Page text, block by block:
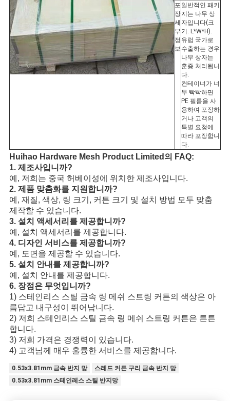
포
장
세
부
정
보
일반적인 패키
지는 나무 상
자입니다(크
기: L*W*H).
유럽 국가로
수출하는 경우
나무 상자는
훈증 처리됩니
다.
컨테이너가 너
무 빡빡하면
PE 필름을 사
용하여 포장하
거나 고객의
특별 요청에
따라 포장합니
다.
Huihao Hardware Mesh Product Limited의 FAQ:
1. 제조사입니까?
예, 저희는 중국 허베이성에 위치한 제조사입니다.
2. 제품 맞춤화를 지원합니까?
예, 재질, 색상, 링 크기, 커튼 크기 및 설치 방법 모두 맞춤
제작할 수 있습니다.
3. 설치 액세서리를 제공합니까?
예, 설치 액세서리를 제공합니다.
4. 디자인 서비스를 제공합니까?
예, 도면을 제공할 수 있습니다.
5. 설치 안내를 제공합니까?
예, 설치 안내를 제공합니다.
6. 장점은 무엇입니까?
1) 스테인리스 스틸 금속 링 메쉬 스트링 커튼의 색상은 아
름답고 내구성이 뛰어납니다.
2) 저희 스테인리스 스틸 금속 링 메쉬 스트링 커튼은 튼튼
합니다.
3) 저희 가격은 경쟁력이 있습니다.
4) 고객님께 매우 훌륭한 서비스를 제공합니다.
0.53x3.81mm 금속 반지 망
스레드 커튼 구리 금속 반지 망
0.53x3.81mm 스테인레스 스틸 반지망